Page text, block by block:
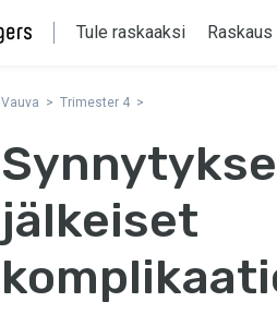
Tule raskaaksi Raskaus
Vauva Trimester 4
jälkeiset